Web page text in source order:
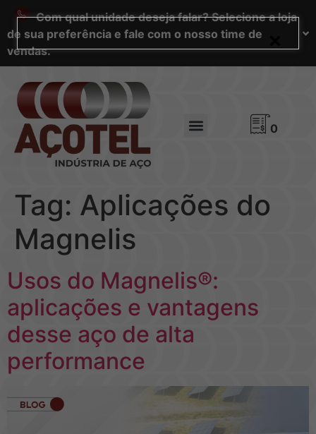
Com qual unidade deseja falar? Selecione a loja
de sua preferência e fale com o nosso time de
vendas.
0
Tag: Aplicações do
Magnelis
Usos do Magnelis®:
aplicações e vantagens
desse aço de alta
performance